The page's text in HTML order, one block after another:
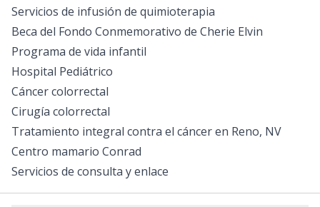
Servicios de infusión de quimioterapia
Beca del Fondo Conmemorativo de Cherie Elvin
Programa de vida infantil
Hospital Pediátrico
Cáncer colorrectal
Cirugía colorrectal
Tratamiento integral contra el cáncer en Reno, NV
Centro mamario Conrad
Servicios de consulta y enlace